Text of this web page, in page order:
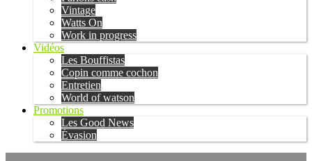
Vintage
Watts On
Work in progress
Vidéos
Les Bouffistas
Copin comme cochon
Entretien
World of watson
Promotions
Les Good News
Évasion